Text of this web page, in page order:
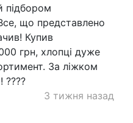
підбором
що представлено
Купив
грн, хлопці дуже
За ліжком
????
3 тижня назад